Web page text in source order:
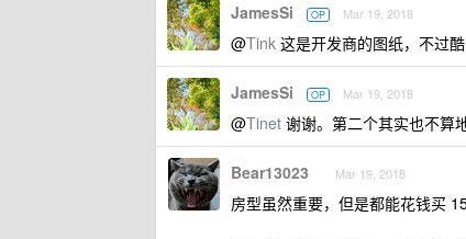
JamesSi OP Mar 19, 2018
@Tink 这是开发商的图纸，不过
JamesSi OP Mar 19, 2018
@Tinet 谢谢。第二个其实也不算
Bear13023 Mar 19, 2018
房型虽然重要，但是都能花钱买